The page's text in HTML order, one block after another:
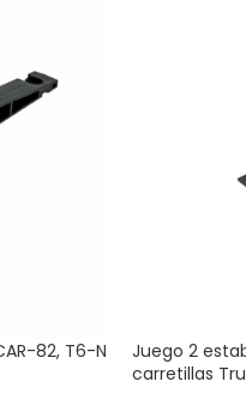
82, T6-N
Juego 2
carretillas